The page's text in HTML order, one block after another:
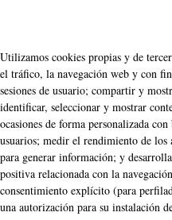
Utilizamos cookies propias y de
el tráfico, la navegación web y con
sesiones de usuario; compartir y
identificar, seleccionar y mostrar
ocasiones de forma personalizada
usuarios; medir el rendimiento de
para generar información; y
positiva relacionada con la
consentimiento explícito (para
una autorización para su instalación